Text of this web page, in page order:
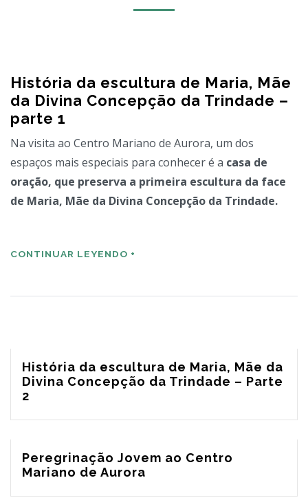
História da escultura de Maria, Mãe
da Divina Concepção da Trindade –
parte 1
Na visita ao Centro Mariano de Aurora, um dos
espaços mais especiais para conhecer é a casa de
oração, que preserva a primeira escultura da face
de Maria, Mãe da Divina Concepção da Trindade.
CONTINUAR LEYENDO +
História da escultura de Maria, Mãe da
Divina Concepção da Trindade – Parte
2
Peregrinação Jovem ao Centro
Mariano de Aurora